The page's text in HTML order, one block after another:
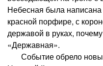
Небесная была написана
красной порфире, с
державой в руках,
«Державная».
Событие обрело